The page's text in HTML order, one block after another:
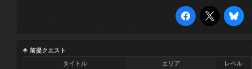
前提クエスト
タイトル
エリア レベル